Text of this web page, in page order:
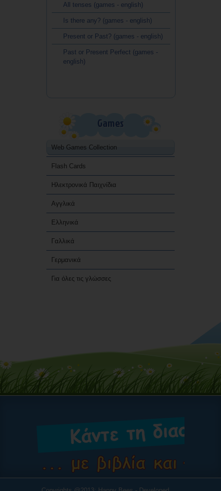
All tenses (games - english)
Is there any? (games - english)
Present or Past? (games - english)
Past or Present Perfect (games -
english)
Games
Web Games Collection
Flash Cards
Ηλεκτρονικά Παιχνίδια
Αγγλικά
Ελληνικά
Γαλλικά
Γερμανικά
Για όλες τις γλώσσες